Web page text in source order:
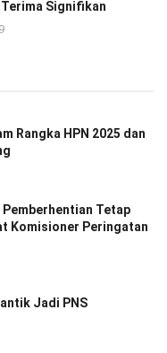
Signifikan
Rangka HPN 2025 dan
Tetap
Komisioner Peringatan
Jadi PNS